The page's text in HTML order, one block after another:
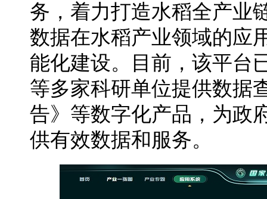
务，着力打造水稻全产业
数据在水稻产业领域的应
能化建设。目前，该平台
等多家科研单位提供数据
告》等数字化产品，为政
供有效数据和服务。